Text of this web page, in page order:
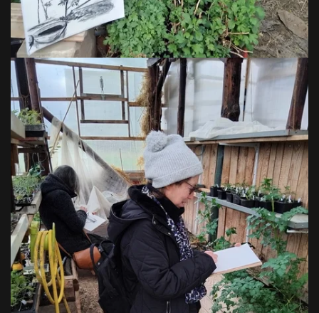
VOIR EN GRAND